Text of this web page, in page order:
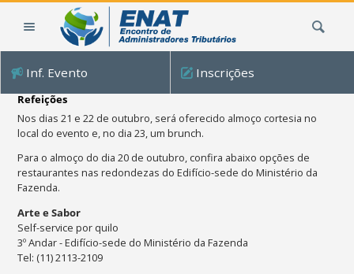
Inf. Evento Inscrições
Refeições
Nos dias 21 e 22 de outubro, será oferecido almoço cortesia no
local do evento e, no dia 23, um brunch.
Para o almoço do dia 20 de outubro, confira abaixo opções de
restaurantes nas redondezas do Edifício-sede do Ministério da
Fazenda.
Arte e Sabor
Self-service por quilo
3º Andar - Edifício-sede do Ministério da Fazenda
Tel: (11) 2113-2109